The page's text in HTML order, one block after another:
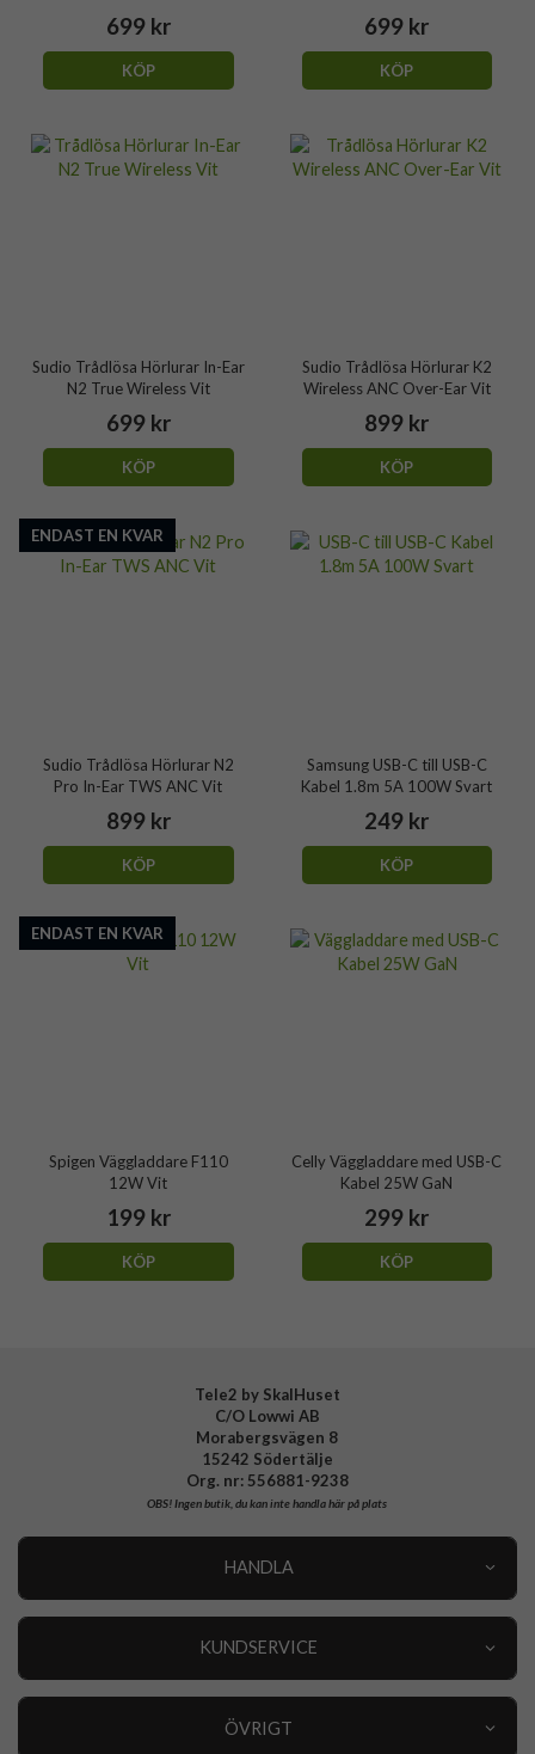
699 kr
KÖP
699 kr
KÖP
Sudio Trådlösa Hörlurar In-Ear
N2 True Wireless Vit
699 kr
KÖP
Sudio Trådlösa Hörlurar K2
Wireless ANC Over-Ear Vit
899 kr
KÖP
ENDAST EN KVAR
Sudio Trådlösa Hörlurar N2
Pro In-Ear TWS ANC Vit
899 kr
KÖP
Samsung USB-C till USB-C
Kabel 1.8m 5A 100W Svart
249 kr
KÖP
ENDAST EN KVAR
Spigen Väggladdare F110
12W Vit
199 kr
KÖP
Celly Väggladdare med USB-C
Kabel 25W GaN
299 kr
KÖP
Tele2 by SkalHuset
C/O Lowwi AB
Morabergsvägen 8
15242 Södertälje
Org. nr: 556881-9238
OBS!Ingen butik, du kan inte handla här på plats
HANDLA
KUNDSERVICE
ÖVRIGT